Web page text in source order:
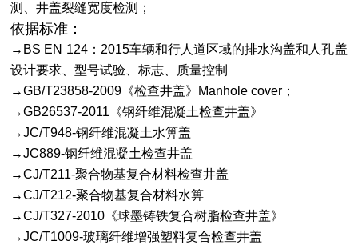
测、井盖裂缝宽度检测；
依据标准：
→BS EN 124：2015车辆和行人道区域的排水沟盖和人孔盖
设计要求、型号试验、标志、质量控制
→GB/T23858-2009《检查井盖》Manhole cover；
→GB26537-2011《钢纤维混凝土检查井盖》
→JC/T948-钢纤维混凝土水箅盖
→JC889-钢纤维混凝土检查井盖
→CJ/T211-聚合物基复合材料检查井盖
→CJ/T212-聚合物基复合材料水箅
→CJ/T327-2010《球墨铸铁复合树脂检查井盖》
→JC/T1009-玻璃纤维增强塑料复合检查井盖